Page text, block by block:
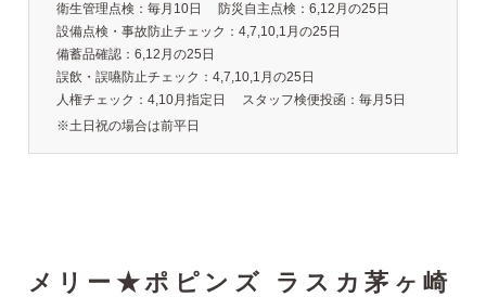
衛生管理点検：毎月10日
防災自主点検：6,12月の25日
設備点検・事故防止チェック：4,7,10,1月の25日
備蓄品確認：6,12月の25日
誤飲・誤嚥防止チェック：4,7,10,1月の25日
人権チェック：4,10月指定日
スタッフ検便投函：毎月5日
※土日祝の場合は前平日
メリー★ポピンズ ラスカ茅ヶ崎